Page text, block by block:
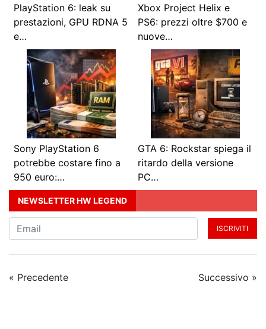
PlayStation 6: leak su
prestazioni, GPU RDNA 5
e…
Xbox Project Helix e
PS6: prezzi oltre $700 e
nuove…
Sony PlayStation 6
potrebbe costare fino a
950 euro:…
GTA 6: Rockstar spiega il
ritardo della versione
PC…
NEWSLETTER HW LEGEND
ISCRIVITI
« Precedente Successivo »